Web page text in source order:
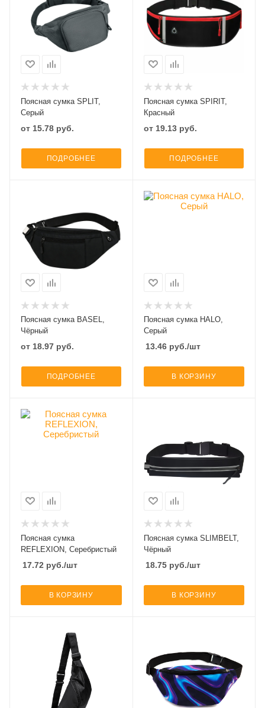
Поясная сумка SPLIT,
Серый
от 15.78 руб.
ПОДРОБНЕЕ
Поясная сумка SPIRIT,
Красный
от 19.13руб.
ПОДРОБНЕЕ
Поясная сумка BASEL,
Чёрный
от 18.97 руб.
ПОДРОБНЕЕ
Поясная сумка HALO,
Серый
13.46руб./шт
В КОРЗИНУ
Поясная сумка
REFLEXION, Серебристый
17.72 руб./шт
В КОРЗИНУ
Поясная сумка SLIMBELT,
Чёрный
18.75руб./шт
В КОРЗИНУ